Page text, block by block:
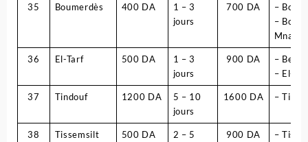
35 Boumerdès 400 DA
1 – 3
jours
700 DA
–
– Bordj
Mnaiel
36 El-Tarf 500 DA
1 – 3
jours
900 DA
– Ben
– El-
37 Tindouf 1200 DA
5 – 10
jours
1600 DA –
38 Tissemsilt 500 DA
2 – 5
900 DA –